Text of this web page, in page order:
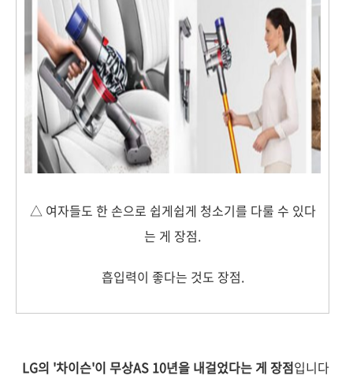
△ 여자들도 한 손으로 쉽게쉽게 청소기를 다룰 수 있다
는 게 장점.
흡입력이 좋다는 것도 장점.
LG의 '차이슨'이 무상AS 10년을 내걸었다는 게 장점입니다